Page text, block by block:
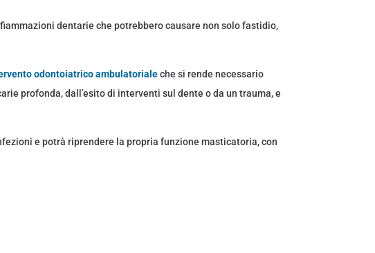
dentarie che potrebbero causare non solo fastidio,
odontoiatrico ambulatorialeche si rende necessario
profonda, dall’esito di interventi sul dente o da un trauma, e
e potrà riprendere la propria funzione masticatoria, con